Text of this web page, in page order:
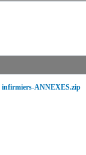
infirmiers-ANNEXES.zip